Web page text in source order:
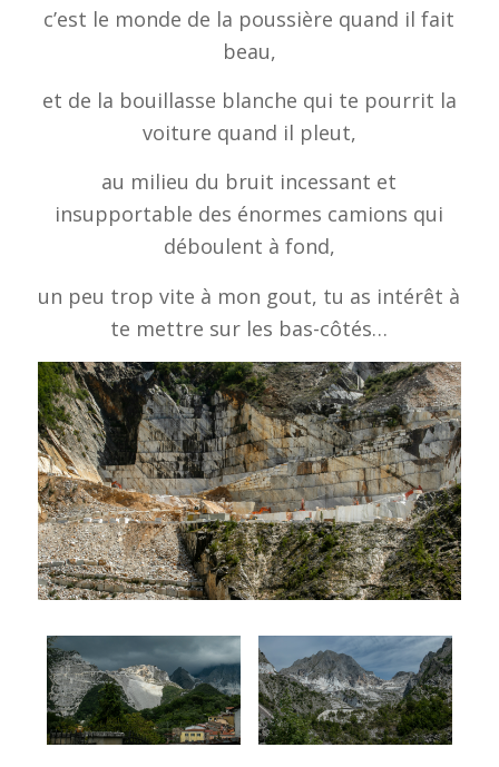
c’est le monde de la poussière quand il fait
beau,
et de la bouillasse blanche qui te pourrit la
voiture quand il pleut,
au milieu du bruit incessant et
insupportable des énormes camions qui
déboulent à fond,
un peu trop vite à mon gout, tu as intérêt à
te mettre sur les bas-côtés…